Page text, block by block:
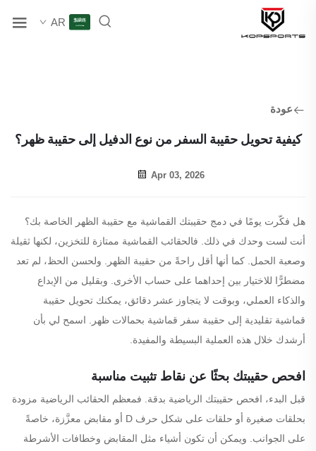
AR
عودة
كيفية تحويل حقيبة السفر من نوع الدفيل إلى حقيبة ظهر؟
Apr 03, 2026
هل فكّرت يومًا في دمج حقيبتك القماشية مع حقيبة الظهر الخاصة بك؟
أنت لست وحدك في ذلك. فالحقائب القماشية ممتازة للتخزين، لكنها ثقيلة
وصعبة الحمل. كما أنها أقل راحةً من حقيبة الظهر. ولحسن الحظ، لم تعد
مضطرًّا للاختيار بين إحداهما على حساب الأخرى. وبقليل من الإبداع
والذكاء العملي، وبوقت لا يتجاوز عشر دقائق، يمكنك تحويل حقيبة
قماشية تقليدية إلى حقيبة سفر قماشية بحمالات ظهر. اسمح لي بأن
أرشدك خلال هذه العملية البسيطة والمفيدة.
افحص حقيبتك بحثًا عن نقاط تثبيت مناسبة
قبل البدء، افحص حقيبتك الرياضية بدقة. فمعظم الحقائب الرياضية مزودة
بحلقات صغيرة أو حلقات على شكل حرف D أو مقابض معزَّزة، خاصةً
على الجوانب. ويمكن أن تكون أشياء مثل المقابض وخطافات الأشرطة